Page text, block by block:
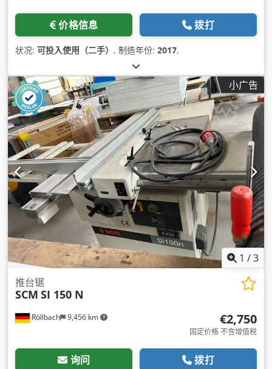
价格信息 拨打
状况: 可投入使用（二手） , 制造年份: 2017,
小广告
1 /3
Röllbach 9,456 km
推台锯
SCM SI 150 N
€2,750
固定价格 不含增值税
询问 拨打